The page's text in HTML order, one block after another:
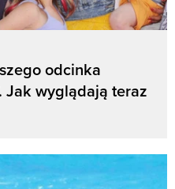
odcinka
Jak wyglądają teraz